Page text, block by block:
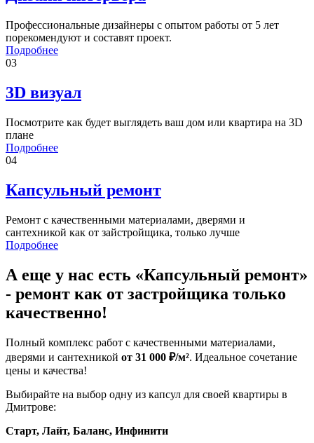
Профессиональные дизайнеры с опытом работы от 5 лет
порекомендуют и составят проект.
Подробнее
03
3D визуал
Посмотрите как будет выглядеть ваш дом или квартира на 3D
плане
Подробнее
04
Капсульный ремонт
Ремонт с качественными материалами, дверями и
сантехникой как от зайстройщика, только лучше
Подробнее
А еще у нас есть «Капсульный ремонт»
- ремонт как от застройщика только
качественно!
Полный комплекс работ с качественными материалами,
дверями и сантехникой от 31 000 ₽/м². Идеальное сочетание
цены и качества!
Выбирайте на выбор одну из капсул для своей квартиры в
Дмитрове:
Старт, Лайт, Баланс, Инфинити